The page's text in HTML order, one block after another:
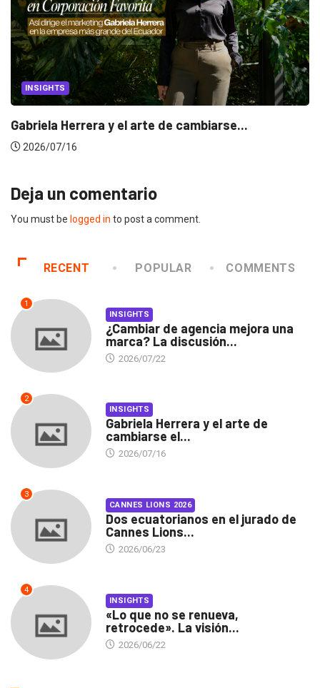
INSIGHTS
Gabriela Herrera y el arte de cambiarse...
2026/07/16
Deja un comentario
You must be logged in to post a comment.
RECENT POPULAR COMMENTS
1
INSIGHTS
¿Cambiar de agencia mejora una
marca? La discusión...
2026/07/22
2
INSIGHTS
Gabriela Herrera y el arte de
cambiarse el...
2026/07/16
3
CANNES LIONS 2026
Dos ecuatorianos en el jurado de
Cannes Lions...
2026/06/23
4
INSIGHTS
«Lo que no se renueva,
retrocede». La visión...
2026/06/22